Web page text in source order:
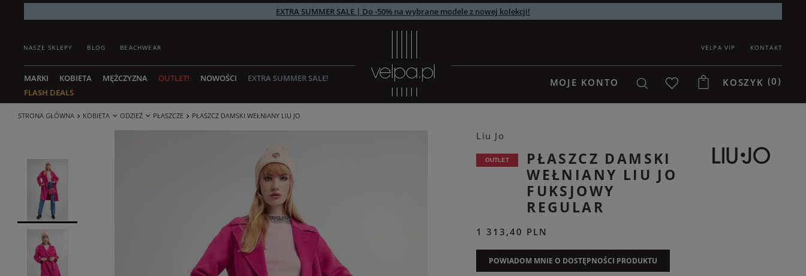
EXTRA SUMMER SALE | Do -50% na wybrane modele z nowej kolekcji!
NASZE SKLEPY BLOG BEACHWEAR KONTAKT
VELPA VIP
MARKI KOBIETA MĘŻCZYZNA OUTLET! NOWOŚCI
EXTRA SUMMER SALE!
FLASH DEALS
MOJE KONTO KOSZYK (0)
STRONA GŁÓWNA KOBIETA ODZIEŻ PŁASZCZE PŁASZCZ DAMSKI WEŁNIANY LIU JO
Liu Jo
OUTLET
PŁASZCZ DAMSKI
WEŁNIANY LIU JO
FUKSJOWY
REGULAR
1 313,40 PLN
POWIADOM MNIE O DOSTĘPNOŚCI PRODUKTU